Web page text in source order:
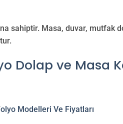
sahiptir. Masa, duvar, mutfak
Dolap ve Masa